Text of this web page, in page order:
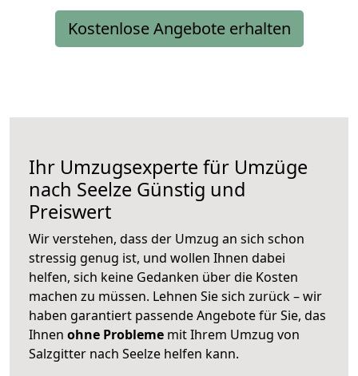
Kostenlose Angebote erhalten
Ihr Umzugsexperte für Umzüge
nach Seelze Günstig und
Preiswert
Wir verstehen, dass der Umzug an sich schon
stressig genug ist, und wollen Ihnen dabei
helfen, sich keine Gedanken über die Kosten
machen zu müssen. Lehnen Sie sich zurück – wir
haben garantiert passende Angebote für Sie, das
Ihnen ohne Probleme mit Ihrem Umzug von
Salzgitter nach Seelze helfen kann.